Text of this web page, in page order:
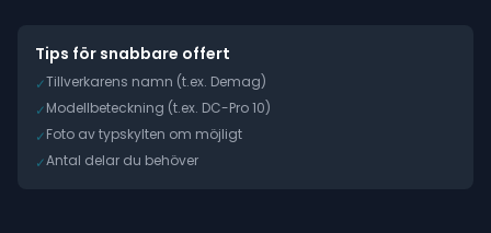
Tips för snabbare offert
✓Tillverkarens namn (t.ex. Demag)
✓Modellbeteckning (t.ex. DC-Pro 10)
✓Foto av typskylten om möjligt
✓Antal delar du behöver